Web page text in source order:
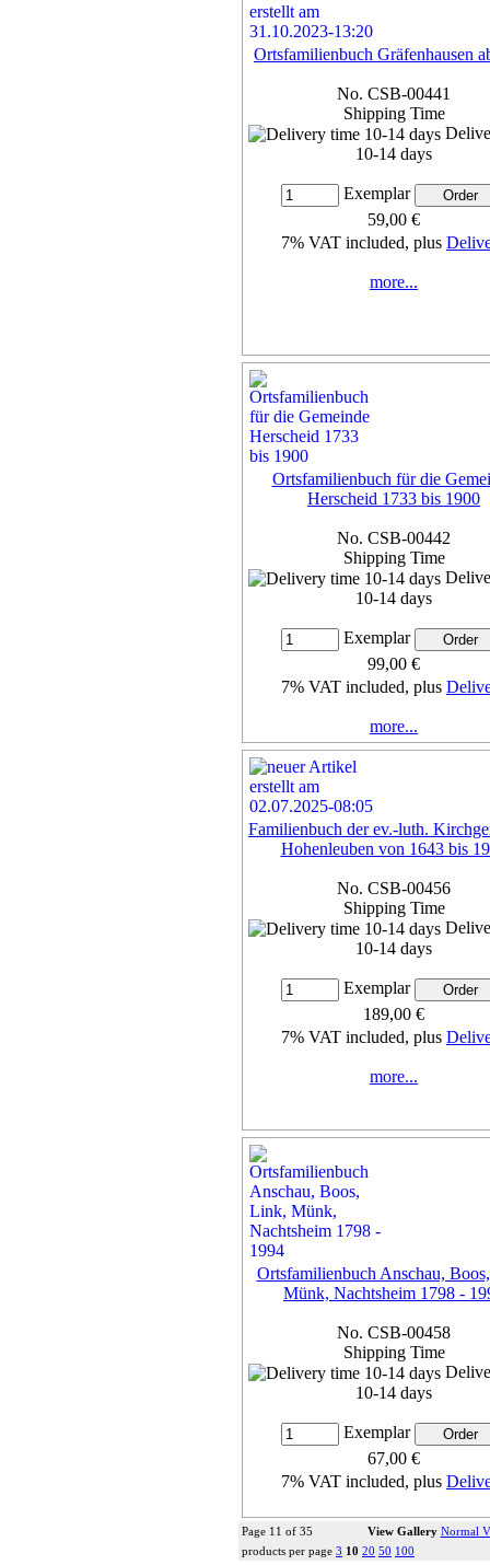
Ortsfamilienbuch Gräfenhausen
No. CSB-00441
Shipping Time
10-14 days
Exemplar
59,00 €
7% VAT included, plus
more...
Ortsfamilienbuch für die
Herscheid 1733 bis 1900
No. CSB-00442
Shipping Time
10-14 days
Exemplar
99,00 €
7% VAT included, plus
more...
Familienbuch der ev.-luth.
Hohenleuben von 1643 bis
No. CSB-00456
Shipping Time
10-14 days
Exemplar
189,00 €
7% VAT included, plus
more...
Ortsfamilienbuch Anschau,
Münk, Nachtsheim 1798 -
No. CSB-00458
Shipping Time
10-14 days
Exemplar
67,00 €
7% VAT included, plus
more...
Page 11 of 35 View Gallery Normal
products per page 3 10 20 50 100